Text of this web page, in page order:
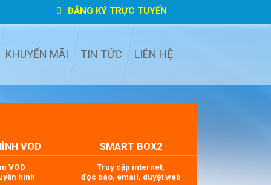
ĐĂNG KÝ TRỰC TUYẾN
KHUYẾN MÃI TIN TỨC LIÊN HỆ
VOD
VOD
hình
SMART BOX2
Truy cập internet,
đọc báo, email, duyệt web